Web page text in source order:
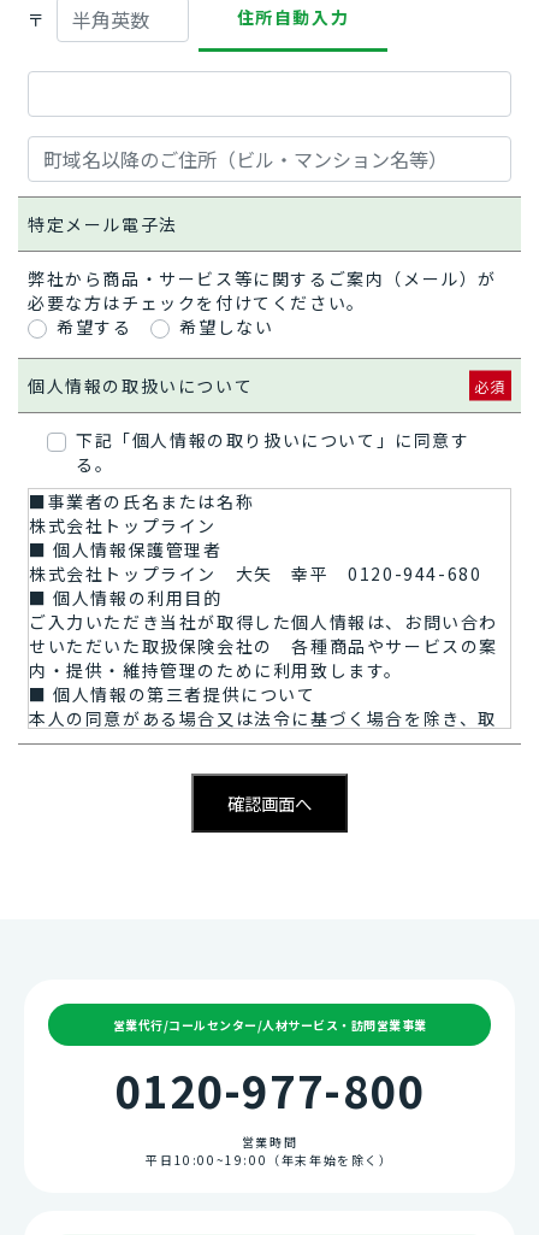
〒 住所自動入力
特定メール電子法
弊社から商品・サービス等に関するご案内（メール）が
必要な方はチェックを付けてください。
希望する
希望しない
個人情報の取扱いについて
下記「個人情報の取り扱いについて」に同意す
る。
■事業者の氏名または名称
株式会社トップライン
■ 個人情報保護管理者
株式会社トップライン 大矢 幸平 0120-944-680
■ 個人情報の利用目的
ご入力いただき当社が取得した個人情報は、お問い合わ
せいただいた取扱保険会社の 各種商品やサービスの案
内・提供・維持管理のために利用致します。
■ 個人情報の第三者提供について
本人の同意がある場合又は法令に基づく場合を除き、取
得した個人情報を第三者に提供することはありません。
取得した個人情報の取扱いの全部又は、一部を委託する
■ 開示対象個人情報の開示等および問い合わせ窓口につ
開示等に応ずる窓口は、以下の「お問合せ先」をご覧下
さい。
当社に個人情報を提供されるかどうかは任意によるもの
ですが、必要な個人情報をいただけない場合、ご連絡等
■ 本人が容易に認識できない方法による個人情報の取得
営業代行/コールセンター/人材サービス・訪問営業事業
0120-977-800
営業時間
平日10:00~19:00（年末年始を除く）